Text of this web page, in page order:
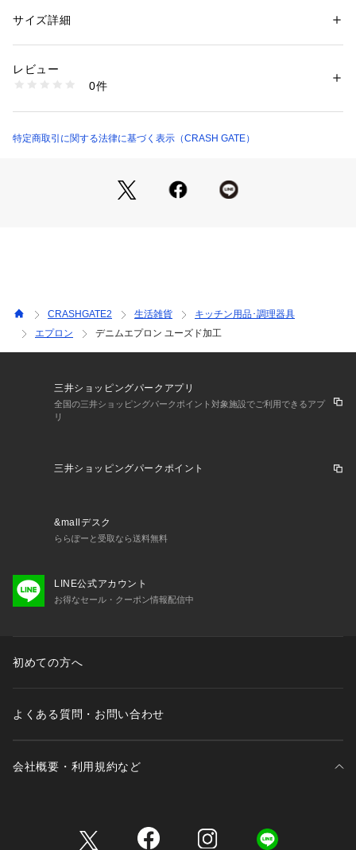
さらに、ジーンズを洗う工場で、熟練の職人が手作業で行う
こうして、程よいユーズド感がもたらされます。
しっかりとした丈夫な生地はデイリーユースにぴったり。
す。
腰紐も109㎝と長めなので、前で結んでも後ろで結んでもOK。
ポケットは4つ。
機能的で使いやすく、長く使ってもらえるため、ギフトにも最
性別：レディース
素材：コットン100%
商品番号：
19 （ショップ）
サイズ詳細
レビュー
0件
特定商取引に関する法律に基づく表示（CRASH GATE）
CRASHGATE2 生活雑貨
キッチン用品･調理器具
エプロン
デニムエプロン ユーズド加工
三井ショッピングパークアプリ
全国の三井ショッピングパークポイント対象施設でご利用できるアプ
リ
三井ショッピングパークポイント
&mallデスク
ららぽーと受取なら送料無料
LINE公式アカウント
お得なセール・クーポン情報配信中
初めての方へ
よくある質問・お問い合わせ
会社概要・利用規約など